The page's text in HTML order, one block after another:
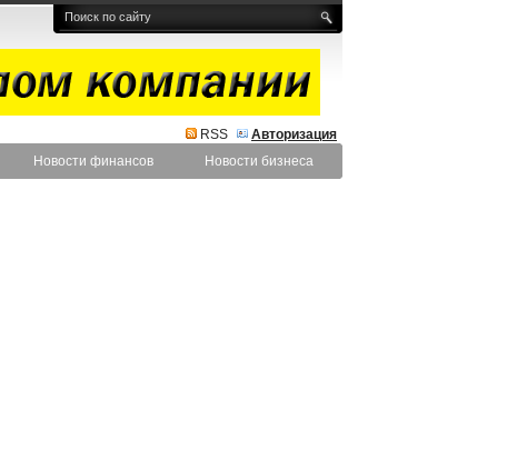
RSS
Авторизация
Новости финансов Новости бизнеса